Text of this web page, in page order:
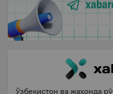
Ўзбекистон ва жаҳонда